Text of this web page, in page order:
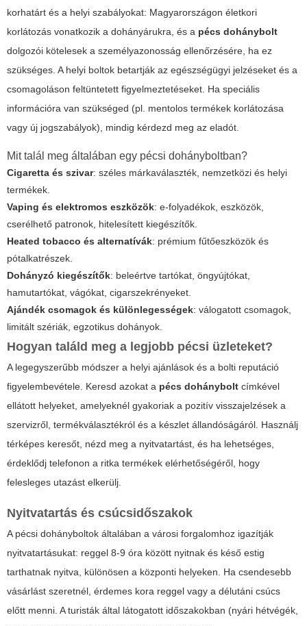
korhatárt és a helyi szabályokat: Magyarországon életkori
korlátozás vonatkozik a dohányárukra, és a pécs dohánybolt
dolgozói kötelesek a személyazonosság ellenőrzésére, ha ez
szükséges. A helyi boltok betartják az egészségügyi jelzéseket és a
csomagoláson feltüntetett figyelmeztetéseket. Ha speciális
információra van szükséged (pl. mentolos termékek korlátozása
vagy új jogszabályok), mindig kérdezd meg az eladót.
Mit talál meg általában egy pécsi dohányboltban?
Cigaretta és szivar: széles márkaválaszték, nemzetközi és helyi
termékek.
Vaping és elektromos eszközök: e-folyadékok, eszközök,
cserélhető patronok, hitelesített kiegészítők.
Heated tobacco és alternatívák: prémium fűtőeszközök és
pótalkatrészek.
Dohányzó kiegészítők: beleértve tartókat, öngyújtókat,
hamutartókat, vágókat, cigarszekrényeket.
Ajándék csomagok és különlegességek: válogatott csomagok,
limitált szériák, egzotikus dohányok.
Hogyan találd meg a legjobb pécsi üzleteket?
A legegyszerűbb módszer a helyi ajánlások és a bolti reputáció
figyelembevétele. Keresd azokat a pécs dohánybolt címkével
ellátott helyeket, amelyeknél gyakoriak a pozitív visszajelzések a
szervizről, termékválasztékról és a készlet állandóságáról. Használj
térképes keresőt, nézd meg a nyitvatartást, és ha lehetséges,
érdeklődj telefonon a ritka termékek elérhetőségéről, hogy
felesleges utazást elkerülj.
Nyitvatartás és csúcsidőszakok
A pécsi dohányboltok általában a városi forgalomhoz igazítják
nyitvatartásukat: reggel 8-9 óra között nyitnak és késő estig
tarthatnak nyitva, különösen a központi helyeken. Ha csendesebb
vásárlást szeretnél, érdemes kora reggel vagy a délutáni csúcs
előtt menni. A turisták által látogatott időszakokban (nyári hétvégék,